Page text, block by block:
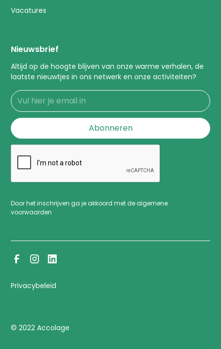
Vacatures
Nieuwsbrief
Altijd op de hoogte blijven van onze warme verhalen, de
laatste nieuwtjes in ons netwerk en onze activiteiten?
Door het inschrijven ga je akkoord met de algemene
voorwaarden
© 2022 Accolage
Privacybeleid